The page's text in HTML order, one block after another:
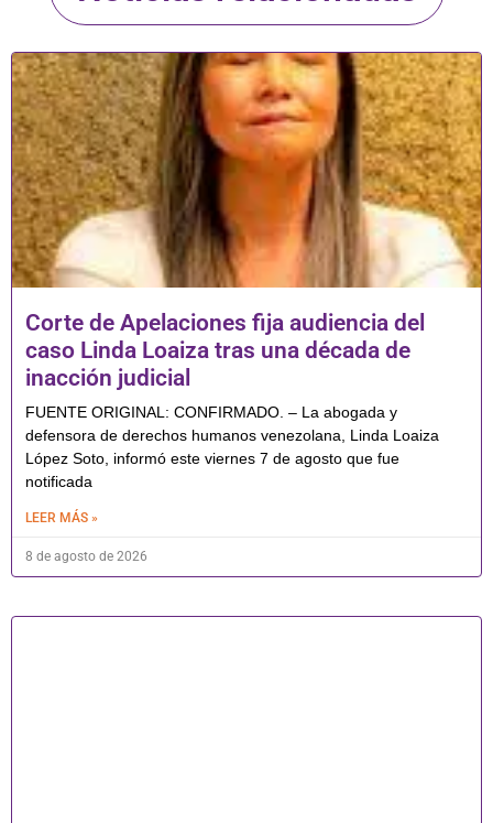
Corte de Apelaciones fija audiencia del
caso Linda Loaiza tras una década de
inacción judicial
FUENTE ORIGINAL: CONFIRMADO. – La abogada y
defensora de derechos humanos venezolana, Linda Loaiza
López Soto, informó este viernes 7 de agosto que fue
notificada
LEER MÁS »
8 de agosto de 2026